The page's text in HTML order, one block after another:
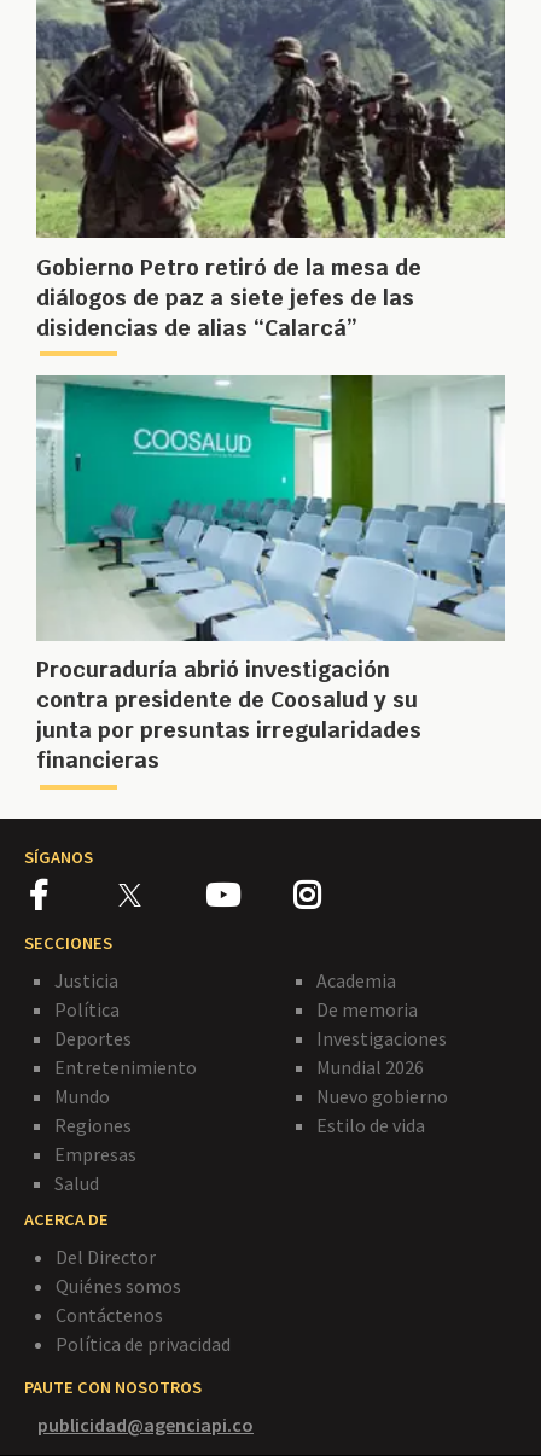
Gobierno Petro retiró de la mesa de
diálogos de paz a siete jefes de las
disidencias de alias “Calarcá”
Procuraduría abrió investigación
contra presidente de Coosalud y su
junta por presuntas irregularidades
financieras
SÍGANOS
SECCIONES
Justicia
Política
Deportes
Entretenimiento
Mundo
Regiones
Empresas
Salud
Academia
De memoria
Investigaciones
Mundial 2026
Nuevo gobierno
Estilo de vida
ACERCA DE
Del Director
Quiénes somos
Contáctenos
Política de privacidad
PAUTE CON NOSOTROS
publicidad@agenciapi.co